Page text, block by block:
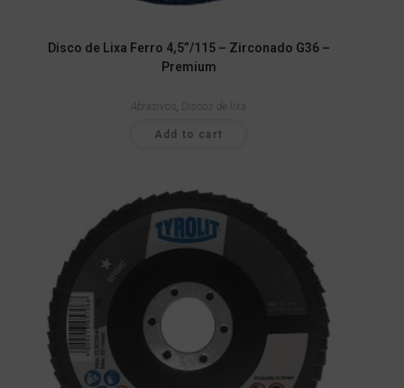
Disco de Lixa Ferro 4,5”/115 – Zirconado G36 –
Premium
Abrasivos , Discos de lixa
Add to cart